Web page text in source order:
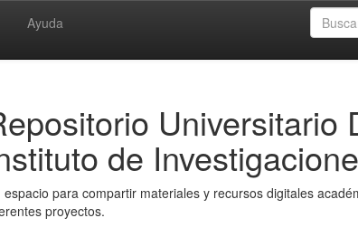
Ayuda
Universitario
de
espacio para compartir materiales y recursos digitales
proyectos.